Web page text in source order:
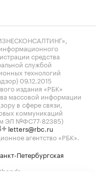
средства
службой
технологий
09.12.2015
издания «РБК»
массовой информации
в сфере связи,
коммуникаций
ЭЛ №ФС77-82385)
letters@rbc.ru
агентство «РБК».
Петербургская